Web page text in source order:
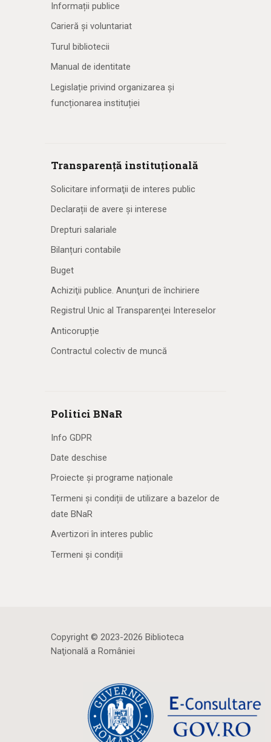
Informații publice
Carieră și voluntariat
Turul bibliotecii
Manual de identitate
Legislație privind organizarea și
funcționarea instituției
Transparență instituțională
Solicitare informaţii de interes public
Declarații de avere și interese
Drepturi salariale
Bilanțuri contabile
Buget
Achiziţii publice. Anunţuri de închiriere
Registrul Unic al Transparenţei Intereselor
Anticorupție
Contractul colectiv de muncă
Politici BNaR
Info GDPR
Date deschise
Proiecte și programe naționale
Termeni și condiții de utilizare a bazelor de
date BNaR
Avertizori în interes public
Termeni și condiții
Copyright © 2023-2026 Biblioteca
Naţională a României